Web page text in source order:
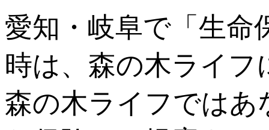
愛知・岐阜で「生命
時は、森の木ライ
森の木ライフでは